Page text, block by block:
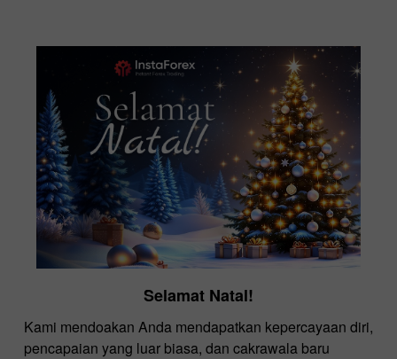
Selamat Natal!
Kami mendoakan Anda mendapatkan kepercayaan diri,
pencapaian yang luar biasa, dan cakrawala baru